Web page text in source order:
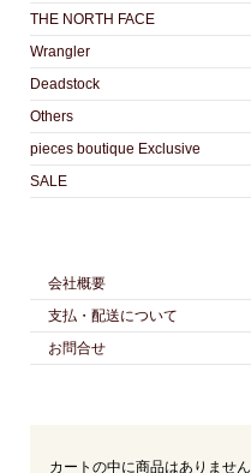
THE NORTH FACE
Wrangler
Deadstock
Others
pieces boutique Exclusive
SALE
会社概要
支払・配送について
お問合せ
カートの中に商品はありません